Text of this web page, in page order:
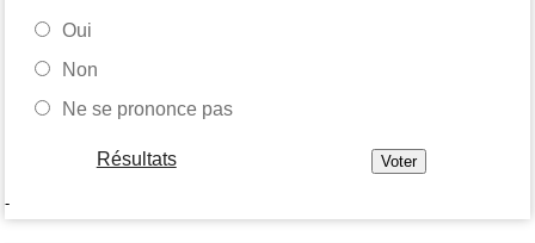
Oui
Non
Ne se prononce pas
Résultats
-